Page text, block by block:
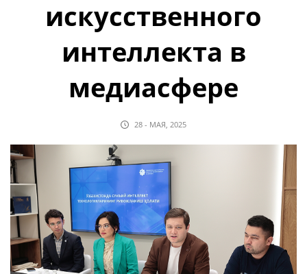
искусственного
интеллекта в
медиасфере
28 - МАЯ, 2025